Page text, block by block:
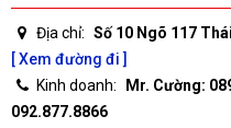
Địa chỉ: Số 10 Ngõ 117
[ Xem đường đi ]
Kinh doanh:
Mr. Cường:
092.877.8866